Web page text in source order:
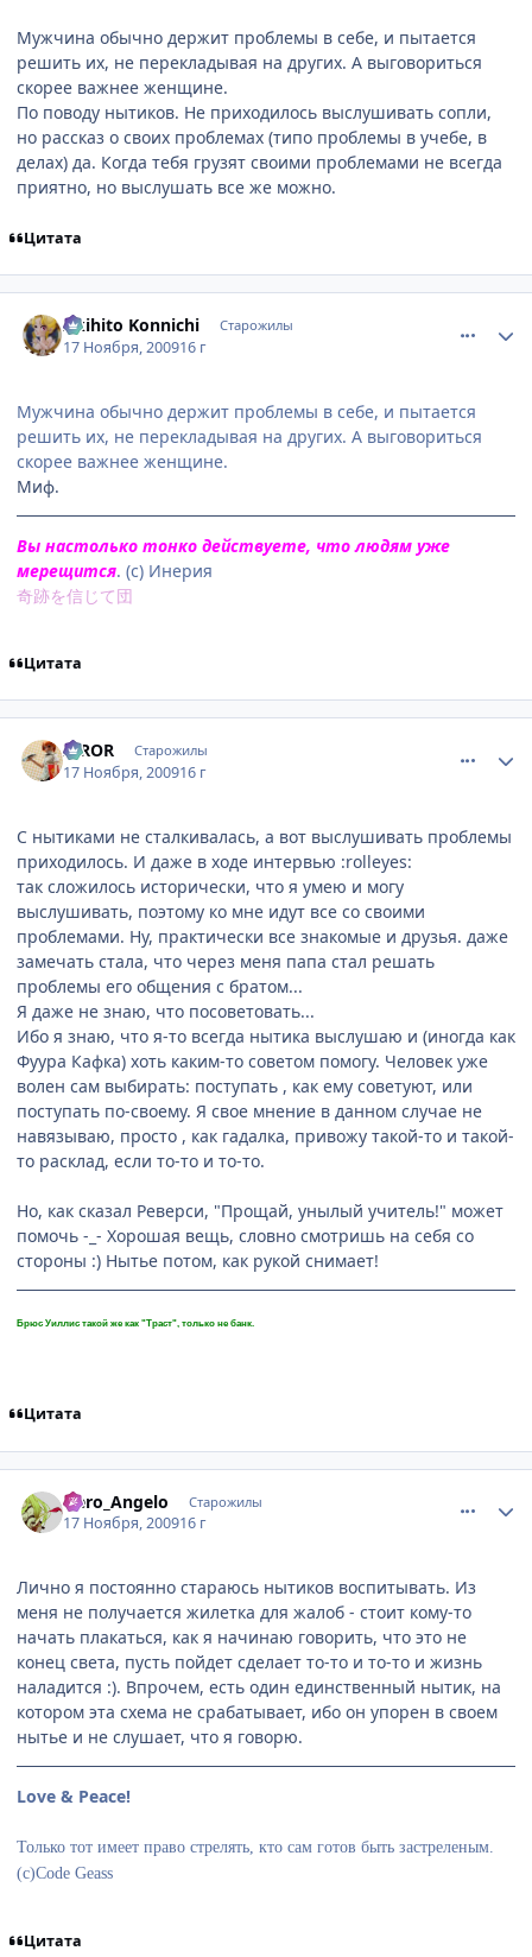
Мужчина обычно держит проблемы в себе, и пытается
решить их, не перекладывая на других. А выговориться
скорее важнее женщине.
По поводу нытиков. Не приходилось выслушивать сопли,
но рассказ о своих проблемах (типо проблемы в учебе, в
делах) да. Когда тебя грузят своими проблемами не всегда
приятно, но выслушать все же можно.
Цитата
Akihito Konnichi Старожилы
17 Ноября, 200916 г
Мужчина обычно держит проблемы в себе, и пытается
решить их, не перекладывая на других. А выговориться
скорее важнее женщине.
Миф.
Вы настолько тонко действуете, что людям уже
мерещится. (с) Инерия
奇跡を信じて団
Цитата
IRROR Старожилы
17 Ноября, 200916 г
С нытиками не сталкивалась, а вот выслушивать проблемы
приходилось. И даже в ходе интервью :rolleyes:
так сложилось исторически, что я умею и могу
выслушивать, поэтому ко мне идут все со своими
проблемами. Ну, практически все знакомые и друзья. даже
замечать стала, что через меня папа стал решать
проблемы его общения с братом...
Я даже не знаю, что посоветовать...
Ибо я знаю, что я-то всегда нытика выслушаю и (иногда как
Фуура Кафка) хоть каким-то советом помогу. Человек уже
волен сам выбирать: поступать , как ему советуют, или
поступать по-своему. Я свое мнение в данном случае не
навязываю, просто , как гадалка, привожу такой-то и такой-
то расклад, если то-то и то-то.
Но, как сказал Реверси, "Прощай, унылый учитель!" может
помочь -_- Хорошая вещь, словно смотришь на себя со
стороны :) Нытье потом, как рукой снимает!
Брюс Уиллис такой же как "Траст", только не банк.
Цитата
Nero_Angelo Старожилы
17 Ноября, 200916 г
Лично я постоянно стараюсь нытиков воспитывать. Из
меня не получается жилетка для жалоб - стоит кому-то
начать плакаться, как я начинаю говорить, что это не
конец света, пусть пойдет сделает то-то и то-то и жизнь
наладится :). Впрочем, есть один единственный нытик, на
котором эта схема не срабатывает, ибо он упорен в своем
нытье и не слушает, что я говорю.
Love & Peace!
Только тот имеет право стрелять, кто сам готов быть застреленым.
(с)Code Geass
Цитата